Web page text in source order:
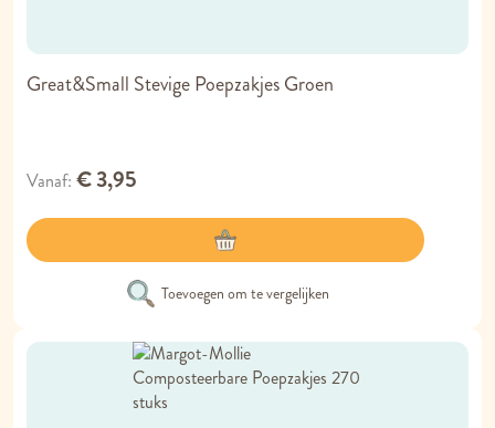
Great&Small Stevige Poepzakjes Groen
Vanaf € 3,95
Toevoegen om te vergelijken